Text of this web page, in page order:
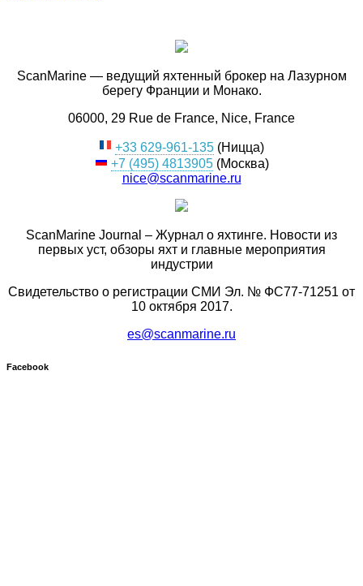
ScanMarine — ведущий яхтенный брокер на Лазурном
берегу Франции и Монако.
06000, 29 Rue de France, Nice, France
+33 629-961-135 (Ницца)
+7 (495) 4813905(Москва)
nice@scanmarine.ru
ScanMarine Journal – Журнал о яхтинге. Новости из
первых уст, обзоры яхт и главные мероприятия
индустрии
Свидетельство о регистрации СМИ Эл. № ФС77-71251 от
10 октября 2017.
es@scanmarine.ru
Facebook